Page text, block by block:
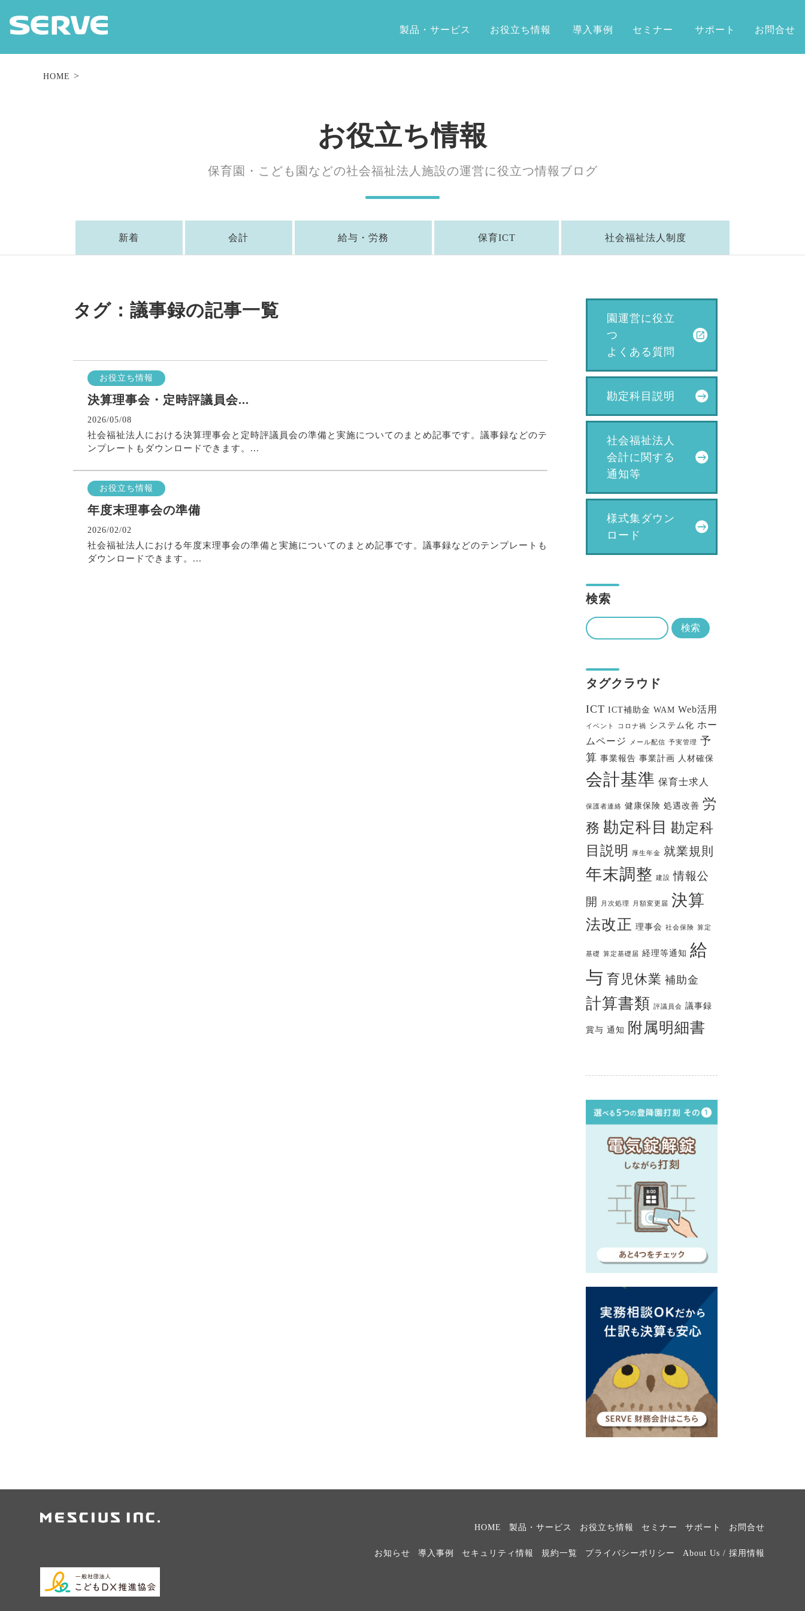
製品・サービス お役立ち情報 導入事例 セミナー サポート お問合せ
HOME
お役立ち情報
保育園・こども園などの社会福祉法人施設の運営に役立つ情報ブログ
新着 会計 給与・労務 保育ICT 社会福祉法人制度
タグ：議事録の記事一覧
お役立ち情報
決算理事会・定時評議員会...
2026/05/08
社会福祉法人における決算理事会と定時評議員会の準備と実施についてのまとめ記事です。議事録などのテ
ンプレートもダウンロードできます。...
お役立ち情報
年度末理事会の準備
2026/02/02
社会福祉法人における年度末理事会の準備と実施についてのまとめ記事です。議事録などのテンプレートも
ダウンロードできます。...
園運営に役立
つ
よくある質問
勘定科目説明
社会福祉法人
会計に関する
通知等
様式集ダウン
ロード
検索
タグクラウド
ICT ICT補助金 WAM Web活用
イベント コロナ禍 システム化 ホー
ムページ
メール配信 予実管理
予
算 事業報告 事業計画 人材確保
会計基準 保育士求人
保護者連絡 健康保険 処遇改善 労
務 勘定科目 勘定科
目説明
厚生年金 就業規則
年末調整 建設 情報公
開 月次処理 月額変更届 決算
法改正 理事会 社会保険 算定
基礎 算定基礎届 経理等通知 給
与 育児休業 補助金
計算書類 評議員会 議事録
賞与 通知 附属明細書
HOME 製品・サービス お役立ち情報 セミナー サポート お問合せ
お知らせ 導入事例 セキュリティ情報 規約一覧 プライバシーポリシー About Us / 採用情報